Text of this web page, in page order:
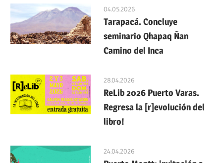
04.05.2026
Tarapacá. Concluye
seminario Qhapaq Ñan
Camino del Inca
28.04.2026
ReLib 2026 Puerto Varas.
Regresa la [r]evolución del
libro!
24.04.2026